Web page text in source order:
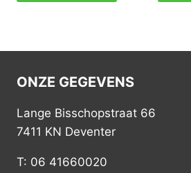
ONZE GEGEVENS
Lange Bisschopstraat 66
7411 KN Deventer
T: 06 41660020